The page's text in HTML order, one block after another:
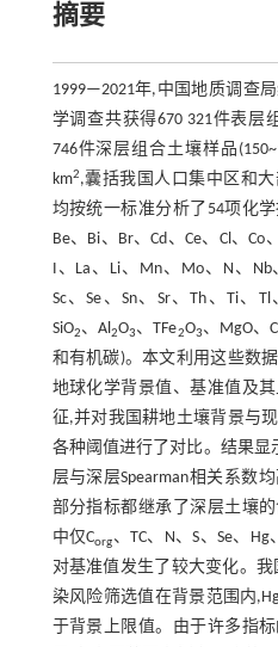
摘要
1999—2021年,中国地质调查
学调查共获得670 321件表层
746件深层组合土壤样品
km2,囊括我国人口集中区和
均按统一标准分析了54项化学
Be、Bi、Br、Cd、Ce、Cl、Co
I、La、Li、Mn、Mo、N、Nb
Sc、Se、Sn、Sr、Th、Ti、
SiO2、Al2O3、TFe2O3、MgO、
和有机碳)。本文利用这些数
地球化学背景值、基准值及
征,并对我国耕地土壤背景与
各种阈值进行了对比。结果
层与深层Spearman相关系数
部分指标都继承了深层土壤
中仅Corg、TC、N、S、Se、
对基准值发生了较大变化。
染风险筛选值在背景范围内
于背景上限值。由于许多指